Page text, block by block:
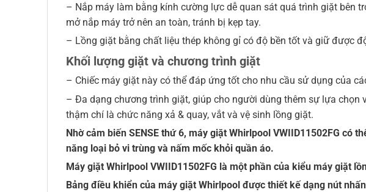
– Nắp máy làm bằng kính cường lực dễ quan sát quá trình giặt bên
mở nắp máy trở nên an toàn, tránh bị kẹp tay.
– Lồng giặt bằng chất liệu thép không gỉ có độ bền tốt và giữ được
Khối lượng giặt và chương trình giặt
– Chiếc máy giặt này có thể đáp ứng tốt cho nhu cầu sử dụng của
– Đa dạng chương trình giặt, giúp cho người dùng thêm sự lựa chọn
thậm chí là chức năng xả & quay, vắt và vệ sinh lồng giặt.
Nhờ cảm biến SENSE thứ 6, máy giặt Whirlpool VWIID11502FG
năng loại bỏ vi trùng và nấm mốc khỏi quần áo.
Máy giặt Whirlpool VWIID11502FG là một phần của kiểu máy giặt
Bảng điều khiển của máy giặt Whirlpool được thiết kế dạng nút